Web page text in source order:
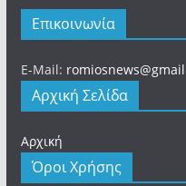
Επικοινωνία
E-Mail:
Αρχική Σελίδα
Αρχική
Όροι Χρήσης